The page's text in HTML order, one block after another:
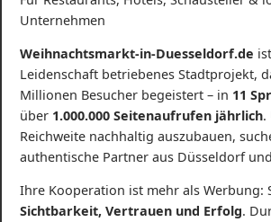
Unternehmen
Weihnachtsmarkt-in-Duesseldorf.de
Leidenschaft betriebenes Stadtprojekt,
Millionen Besucher begeistert – in 11
über 1.000.000 Seitenaufrufen jährlich.
Reichweite nachhaltig auszubauen,
authentische Partner aus Düsseldorf
Ihre Kooperation ist mehr als Werbung:
Sichtbarkeit, Vertrauen und Erfolg.